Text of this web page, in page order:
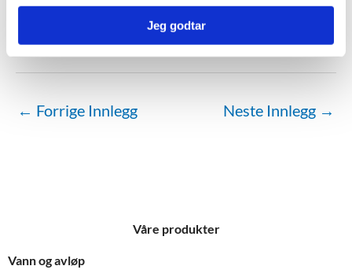
Jeg godtar
Send inn
← Forrige Innlegg Neste Innlegg →
Våre produkter
Vann og avløp